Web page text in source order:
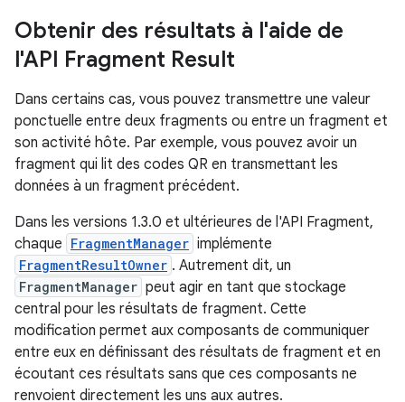
Obtenir des résultats à l'aide de
l'API Fragment Result
Dans certains cas, vous pouvez transmettre une valeur
ponctuelle entre deux fragments ou entre un fragment et
son activité hôte. Par exemple, vous pouvez avoir un
fragment qui lit des codes QR en transmettant les
données à un fragment précédent.
Dans les versions 1.3.0 et ultérieures de l'API Fragment,
chaque FragmentManager implémente
FragmentResultOwner . Autrement dit, un
FragmentManager peut agir en tant que stockage
central pour les résultats de fragment. Cette
modification permet aux composants de communiquer
entre eux en définissant des résultats de fragment et en
écoutant ces résultats sans que ces composants ne
renvoient directement les uns aux autres.